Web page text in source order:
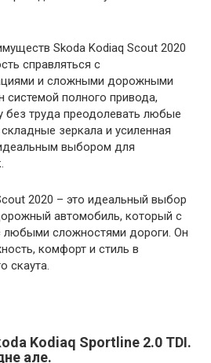
Skoda Kodiaq Scout 2020
справляться с
и сложными дорожными
полного привода,
без труда преодолевать любые
зеркала и усиленная
выбором для
2020 – это идеальный выбор
автомобиль, который с
любыми сложностями дороги. Он
комфорт и стиль в
скаута.
Kodiaq Sportline 2.0 TDI.
але.